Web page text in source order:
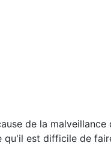
de la malveillance
qu'il est difficile de